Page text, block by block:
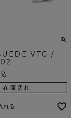
VTG /
在庫切れ
れる